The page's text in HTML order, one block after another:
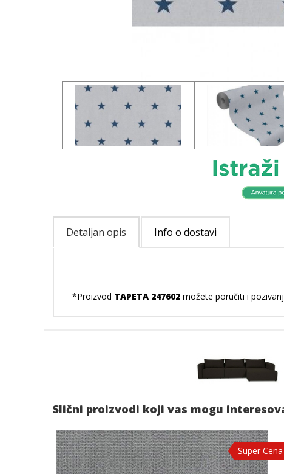
Detaljan opis Info o dostavi
*Proizvod TAPETA 247602 možete poručiti i
Slični proizvodi koji vas mogu
Super Cena